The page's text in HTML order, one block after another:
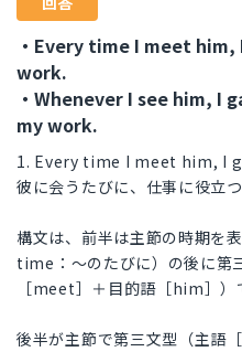
・Every time I meet
work.
・Whenever I see him, I
my work.
1. Every time I meet him, I
彼に会うたびに、仕事に役立
構文は、前半は主節の時期を
time：～のたびに）の後に第
［meet］＋目的語［him］）
後半が主節で第三文型（主語